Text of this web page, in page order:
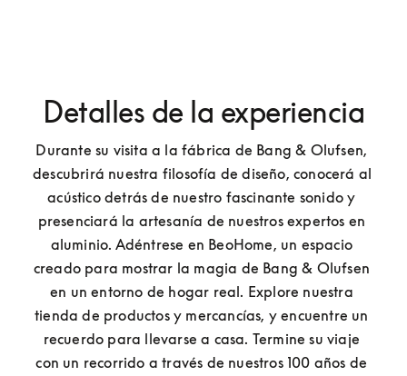
Detalles de la experiencia
Durante su visita a la fábrica de Bang & Olufsen,
descubrirá nuestra filosofía de diseño, conocerá al
acústico detrás de nuestro fascinante sonido y
presenciará la artesanía de nuestros expertos en
aluminio. Adéntrese en BeoHome, un espacio
creado para mostrar la magia de Bang & Olufsen
en un entorno de hogar real. Explore nuestra
tienda de productos y mercancías, y encuentre un
recuerdo para llevarse a casa. Termine su viaje
con un recorrido a través de nuestros 100 años de